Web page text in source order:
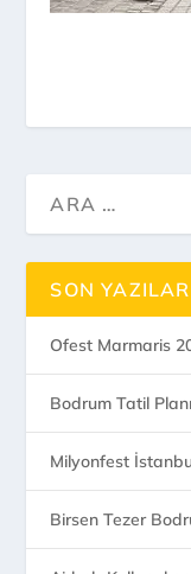
SON YAZILAR
Ofest Marmaris
Bodrum Tatil Planı
Milyonfest
Birsen Tezer